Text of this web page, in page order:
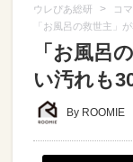
ウレぴあ総研 > コ
「お風呂の救世主」
「お風呂
い汚れも
By ROOMIE